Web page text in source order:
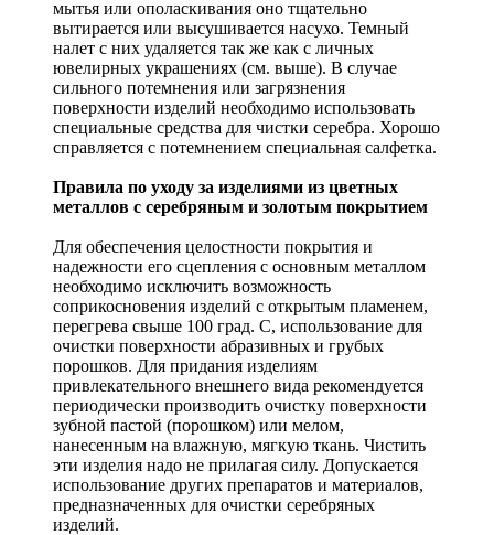
мытья или ополаскивания оно тщательно
вытирается или высушивается насухо. Темный
налет с них удаляется так же как с личных
ювелирных украшениях (см. выше). В случае
сильного потемнения или загрязнения
поверхности изделий необходимо использовать
специальные средства для чистки серебра. Хорошо
справляется с потемнением специальная салфетка.
Правила по уходу за изделиями из цветных
металлов с серебряным и золотым покрытием
Для обеспечения целостности покрытия и
надежности его сцепления с основным металлом
необходимо исключить возможность
соприкосновения изделий с открытым пламенем,
перегрева свыше 100 град. С, использование для
очистки поверхности абразивных и грубых
порошков. Для придания изделиям
привлекательного внешнего вида рекомендуется
периодически производить очистку поверхности
зубной пастой (порошком) или мелом,
нанесенным на влажную, мягкую ткань. Чистить
эти изделия надо не прилагая силу. Допускается
использование других препаратов и материалов,
предназначенных для очистки серебряных
изделий.